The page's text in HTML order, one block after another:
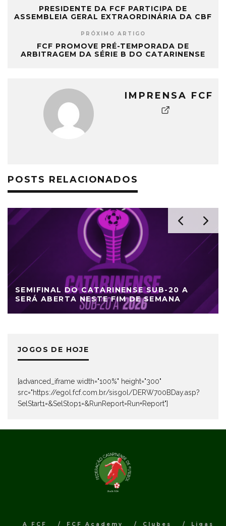
PRESIDENTE DA FCF PARTICIPA DE
ASSEMBLEIA GERAL EXTRAORDINÁRIA DA CBF
PRÓXIMO ARTIGO
FCF PROMOVE PRÉ-TEMPORADA DE
ARBITRAGEM DA SÉRIE B DO CATARINENSE
IMPRENSA FCF
POSTS RELACIONADOS
SEMIFINAL DO CATARINENSE SUB-20 A
SERÁ ABERTA NESTE FIM DE SEMANA
JOGOS DE HOJE
[advanced_iframe width="100%" height="300"
src="https://egol.fcf.com.br/sisgol/DERW700BDay.asp?
SelStart1=&SelStop1=&RunReport=Run+Report"]
A FCF FCF Academy Clubes Ligas